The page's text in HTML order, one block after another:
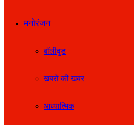
मनोरंजन
बॉलीवुड
खबरों की खबर
आध्यात्मिक